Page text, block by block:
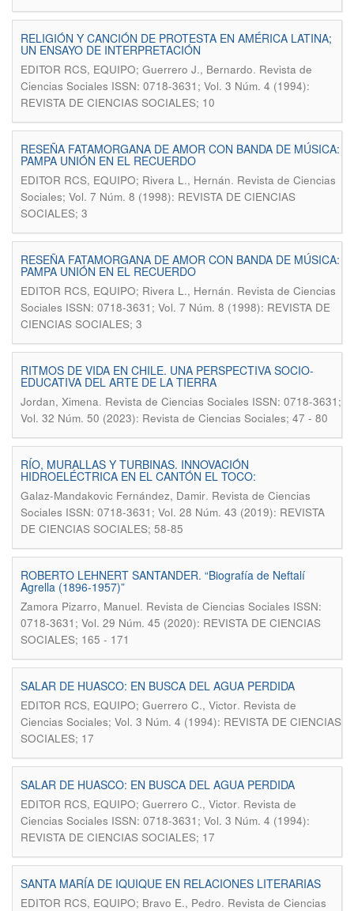
RELIGIÓN Y CANCIÓN DE PROTESTA EN AMÉRICA LATINA;
UN ENSAYO DE INTERPRETACIÓN
EDITOR RCS, EQUIPO; Guerrero J., Bernardo. Revista de
Ciencias Sociales ISSN: 0718-3631; Vol. 3 Núm. 4 (1994):
REVISTA DE CIENCIAS SOCIALES; 10
RESEÑA FATAMORGANA DE AMOR CON BANDA DE MÚSICA:
PAMPA UNIÓN EN EL RECUERDO
EDITOR RCS, EQUIPO; Rivera L., Hernán. Revista de Ciencias
Sociales; Vol. 7 Núm. 8 (1998): REVISTA DE CIENCIAS
SOCIALES; 3
RESEÑA FATAMORGANA DE AMOR CON BANDA DE MÚSICA:
PAMPA UNIÓN EN EL RECUERDO
EDITOR RCS, EQUIPO; Rivera L., Hernán. Revista de Ciencias
Sociales ISSN: 0718-3631; Vol. 7 Núm. 8 (1998): REVISTA DE
CIENCIAS SOCIALES; 3
RITMOS DE VIDA EN CHILE. UNA PERSPECTIVA SOCIO-
EDUCATIVA DEL ARTE DE LA TIERRA
Jordan, Ximena. Revista de Ciencias Sociales ISSN: 0718-3631;
Vol. 32 Núm. 50 (2023): Revista de Ciencias Sociales; 47 - 80
RÍO, MURALLAS Y TURBINAS. INNOVACIÓN
HIDROELÉCTRICA EN EL CANTÓN EL TOCO:
Galaz-Mandakovic Fernández, Damir. Revista de Ciencias
Sociales ISSN: 0718-3631; Vol. 28 Núm. 43 (2019): REVISTA
DE CIENCIAS SOCIALES; 58-85
ROBERTO LEHNERT SANTANDER. “Biografía de Neftalí
Agrella (1896-1957)”
Zamora Pizarro, Manuel. Revista de Ciencias Sociales ISSN:
0718-3631; Vol. 29 Núm. 45 (2020): REVISTA DE CIENCIAS
SOCIALES; 165 - 171
SALAR DE HUASCO: EN BUSCA DEL AGUA PERDIDA
EDITOR RCS, EQUIPO; Guerrero C., Victor. Revista de
Ciencias Sociales; Vol. 3 Núm. 4 (1994): REVISTA DE CIENCIAS
SOCIALES; 17
SALAR DE HUASCO: EN BUSCA DEL AGUA PERDIDA
EDITOR RCS, EQUIPO; Guerrero C., Victor. Revista de
Ciencias Sociales ISSN: 0718-3631; Vol. 3 Núm. 4 (1994):
REVISTA DE CIENCIAS SOCIALES; 17
SANTA MARÍA DE IQUIQUE EN RELACIONES LITERARIAS
EDITOR RCS, EQUIPO; Bravo E., Pedro. Revista de Ciencias